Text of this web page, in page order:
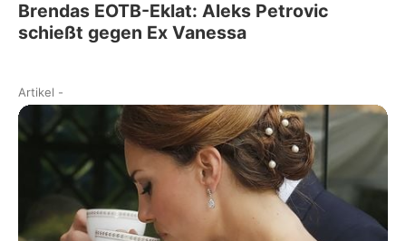
Brendas EOTB-Eklat: Aleks Petrovic
schießt gegen Ex Vanessa
Artikel -